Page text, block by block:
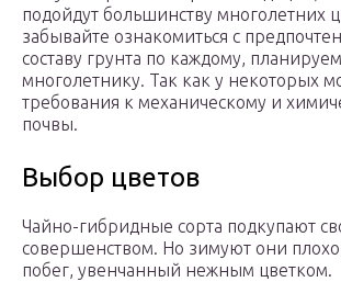
подойдут большинству многолетних
забывайте ознакомиться с
составу грунта по каждому,
многолетнику. Так как у некоторых
требования к механическому и
почвы.
Выбор цветов
Чайно-гибридные сорта подкупают
совершенством. Но зимуют они
побег, увенчанный нежным цветком.